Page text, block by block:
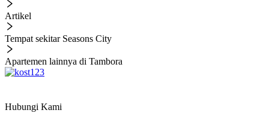
Artikel
Tempat sekitar Seasons City
Apartemen lainnya di Tambora
Hubungi Kami